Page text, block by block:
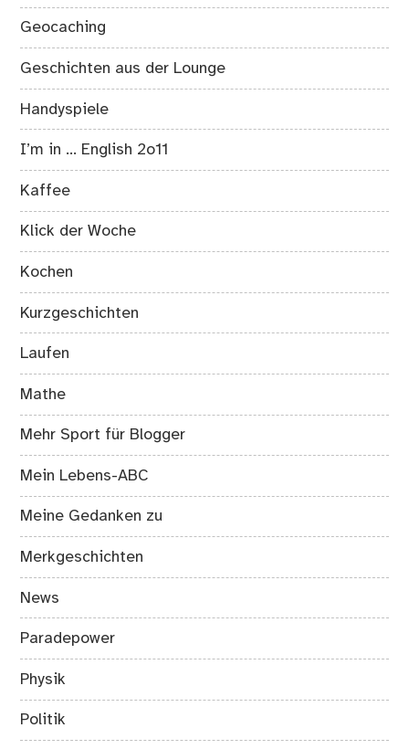
Geocaching
Geschichten aus der Lounge
Handyspiele
I’m in … English 2o11
Kaffee
Klick der Woche
Kochen
Kurzgeschichten
Laufen
Mathe
Mehr Sport für Blogger
Mein Lebens-ABC
Meine Gedanken zu
Merkgeschichten
News
Paradepower
Physik
Politik